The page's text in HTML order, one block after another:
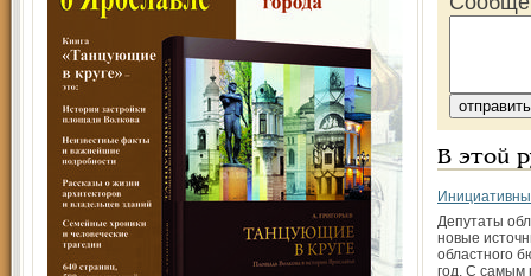
В этой
Депутаты
новые
областного
год. С самым